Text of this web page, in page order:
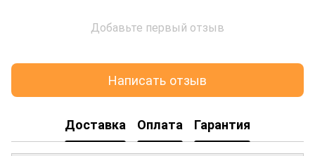
Добавьте первый отзыв
Написать отзыв
Доставка Оплата Гарантия